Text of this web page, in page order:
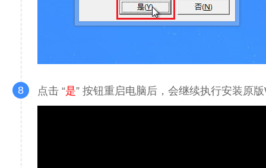
8 点击 “是” 按钮重启电脑后，会继续执行安装原